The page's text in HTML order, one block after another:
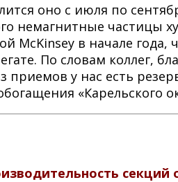
оно с июля по
немагнитные
McKinsey в начале
По словам коллег,
приемов у нас есть
«Карельского